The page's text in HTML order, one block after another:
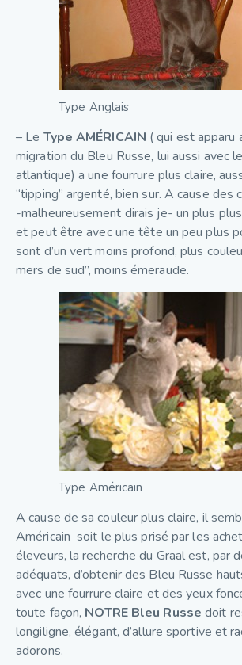
Type Anglais
– Le Type AMÉRICAIN ( qui est apparu
migration du Bleu Russe, lui aussi avec
atlantique) a une fourrure plus claire,
“tipping” argenté, bien sur. A cause des
-malheureusement dirais je- un plus
et peut être avec une tête un peu plus
sont d’un vert moins profond, plus
mers de sud”, moins émeraude.
Type Américain
A cause de sa couleur plus claire, il
Américain soit le plus prisé par les
éleveurs, la recherche du Graal est, par
adéquats, d’obtenir des Bleu Russe
avec une fourrure claire et des yeux
toute façon, NOTRE Bleu Russe doit
longiligne, élégant, d’allure sportive et
adorons.